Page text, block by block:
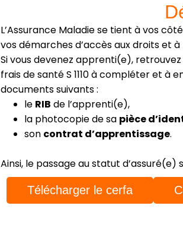
L’Assurance Maladie se tient à vos
vos démarches d’accès aux droits et à
Si vous devenez apprenti(e),
frais de santé S 1110 à compléter et à
documents suivants :
le RIB de l’apprenti(e),
la photocopie de sa pièce
son contrat d’apprentissage.
Ainsi, le passage au statut
Télécharger le cerfa